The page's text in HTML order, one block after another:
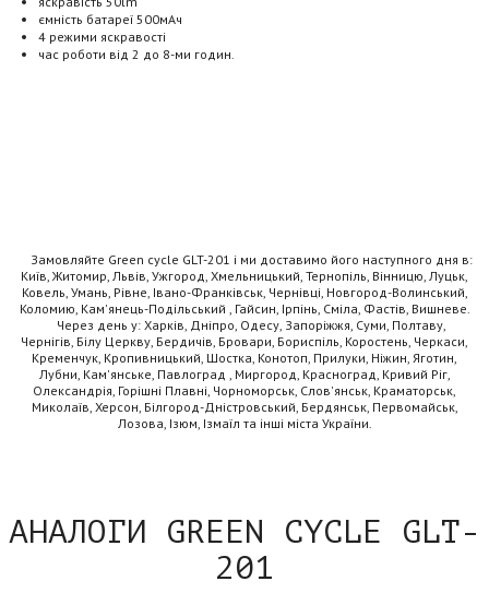
ємність батареї 500мАч
4 режими яскравості
час роботи від 2 до 8-ми годин.
Замовляйте Green cycle GLT-201 і ми доставимо його наступного дня в:
Київ, Житомир, Львів, Ужгород, Хмельницький, Тернопіль, Вінницю, Луцьк,
Ковель, Умань, Рівне, Івано-Франківськ, Чернівці, Новгород-Волинський,
Коломию, Кам'янець-Подільський , Гайсин, Ірпінь, Сміла, Фастів, Вишневе.
Через день у: Харків, Дніпро, Одесу, Запоріжжя, Суми, Полтаву,
Чернігів, Білу Церкву, Бердичів, Бровари, Бориспіль, Коростень, Черкаси,
Кременчук, Кропивницький, Шостка, Конотоп, Прилуки, Ніжин, Яготин,
Лубни, Кам'янське, Павлоград , Миргород, Красноград, Кривий Ріг,
Олександрія, Горішні Плавні, Чорноморськ, Слов'янськ, Краматорськ,
Миколаїв, Херсон, Білгород-Дністровський, Бердянськ, Первомайськ,
Лозова, Ізюм, Ізмаїл та інші міста України.
АНАЛОГИ GREEN CYCLE GLT-
201